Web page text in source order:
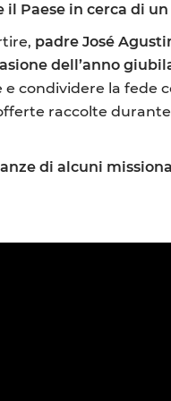
Paese in cerca di
padre José
dell’anno
condividere la fede
raccolte
di alcuni